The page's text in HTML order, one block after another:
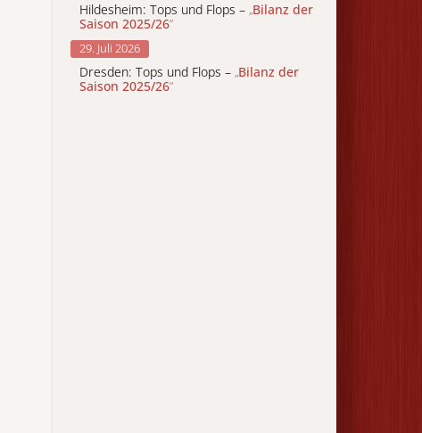
Hildesheim: Tops und Flops – „Bilanz der
Saison 2025/26“
29. Juli 2026
Dresden: Tops und Flops – „Bilanz der
Saison 2025/26“